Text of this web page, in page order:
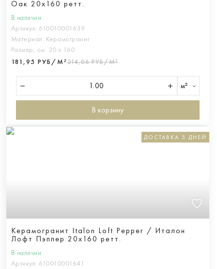
Оак 20х160 ретт.
В наличии
Артикул: 610010001639
Материал: Керамогранит
Размер, см: 20 х 160
181,95 РУБ/М²214,06 РУБ/М²
м²
В корзину
ДОСТАВКА 5 ДНЕЙ
Керамогранит Italon Loft Pepper / Италон
Лофт Пэппер 20х160 ретт.
В наличии
Артикул: 610010001641